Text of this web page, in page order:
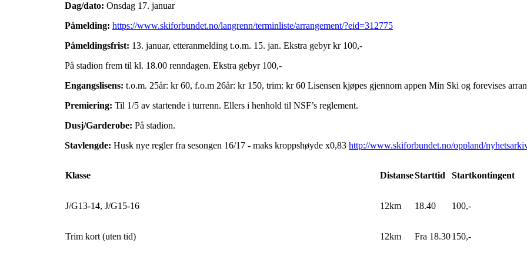
Dag/dato: Onsdag 17. januar
Påmelding: https://www.skiforbundet.no/langrenn/terminliste/arrangement/?eid=312775
Påmeldingsfrist: 13. januar, etteranmelding t.o.m. 15. jan. Ekstra gebyr kr 100,-
På stadion frem til kl. 18.00 renndagen. Ekstra gebyr 100,-
Engangslisens: t.o.m. 25år: kr 60, f.o.m 26år: kr 150, trim: kr 60 Lisensen kjøpes gjennom appen Min Ski og forevises
Premiering: Til 1/5 av startende i turrenn. Ellers i henhold til NSF’s reglement.
Dusj/Garderobe: På stadion.
Stavlengde: Husk nye regler fra sesongen 16/17 - maks kroppshøyde x0,83 http://www.skiforbundet.no/oppland/
Klasse DistanseStarttid Startkontingent
J/G13-14, J/G15-16 12km 18.40 100,-
Trim kort (uten tid) 12km Fra 18.30150,-